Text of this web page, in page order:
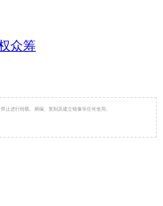
众筹
止进行转载、摘编、复制及建立镜像等任何使用。